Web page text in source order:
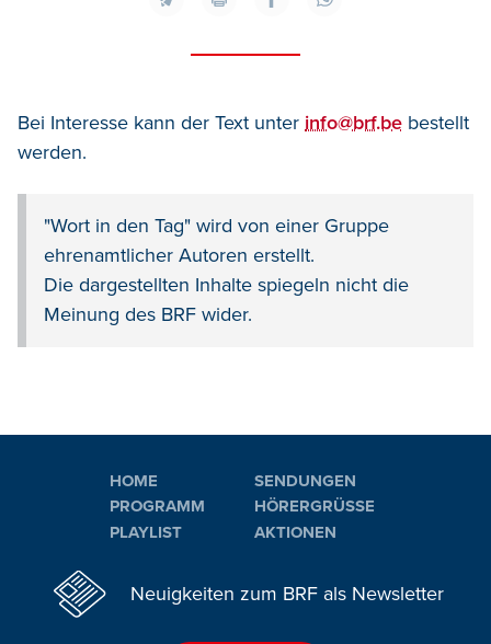
Bei Interesse kann der Text unter info@brf.be bestellt
werden.
"Wort in den Tag" wird von einer Gruppe
ehrenamtlicher Autoren erstellt.
Die dargestellten Inhalte spiegeln nicht die
Meinung des BRF wider.
HOME
PROGRAMM
PLAYLIST
SENDUNGEN
HÖRERGRÜSSE
AKTIONEN
Neuigkeiten zum BRF als Newsletter